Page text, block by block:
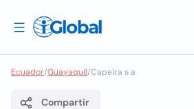
Ecuador/Guayaquil/Capeira s a
Compartir